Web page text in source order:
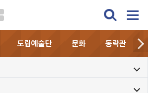
도립예술단 문화 동락관